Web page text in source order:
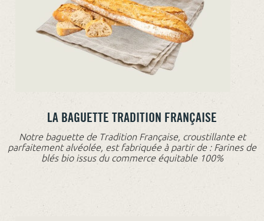
LA BAGUETTE TRADITION FRANÇAISE
Notre baguette de Tradition Française, croustillante et
parfaitement alvéolée, est fabriquée à partir de : Farines de
blés bio issus du commerce équitable 100%